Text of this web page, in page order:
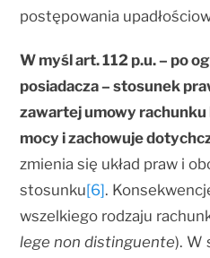
postępowania
W myśl art. 112 p.u. – po
posiadacza – stosunek
zawartej umowy
mocy i zachowuje
zmienia się układ praw i
stosunku[6].
wszelkiego rodzaju
lege non distinguente). W